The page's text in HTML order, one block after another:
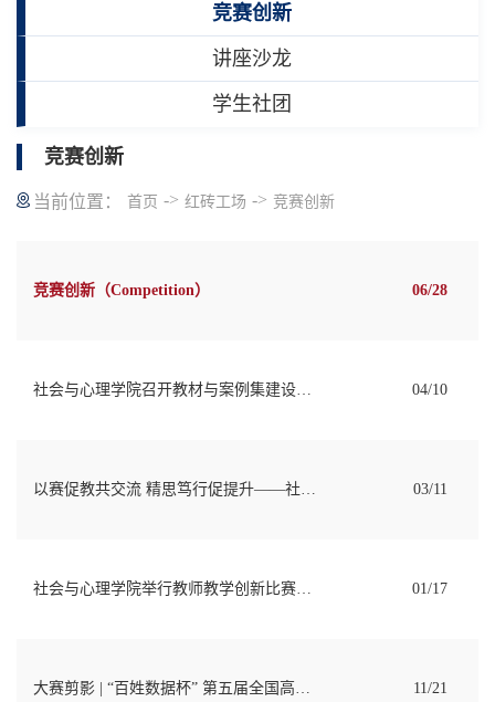
竞赛创新
讲座沙龙
学生社团
竞赛创新
当前位置： 首页 -> 红砖工场 -> 竞赛创新
竞赛创新（Competition） 06/28
04/10
03/11
01/17
11/21